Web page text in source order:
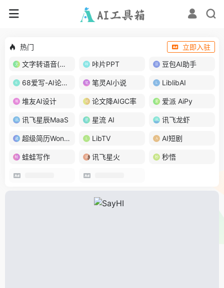
热门
立即入驻
文字转语音(琅琅配音)
咔片PPT 豆包AI助手
68爱写-AI论文写作 笔灵AI小说 LiblibAI
堆友AI设计 论文降AIGC率 爱派 AiPy
讯飞星辰MaaS 星流 AI 讯飞龙虾
超级简历WonderCV LibTV AI短剧
蛙蛙写作 讯飞星火 秒悟